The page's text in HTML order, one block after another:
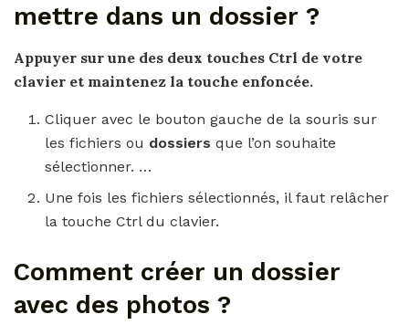
mettre dans un dossier ?
Appuyer sur une des deux touches Ctrl de votre
clavier et maintenez la touche enfoncée.
Cliquer avec le bouton gauche de la souris sur
les fichiers ou dossiersque l’on souhaite
sélectionner. …
Une fois les fichiers sélectionnés, il faut relâcher
la touche Ctrl du clavier.
Comment créer un dossier
avec des photos ?